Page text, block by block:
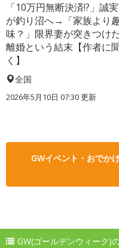
「10万円無断決済!?」誠
が釣り沼へ→「家族より
味？」限界妻が突きつけた
離婚という結末【作者に
く】
全国
2026年5月10日 07:30 更新
GWイベント・おでか
GW(ゴールデンウィーク)